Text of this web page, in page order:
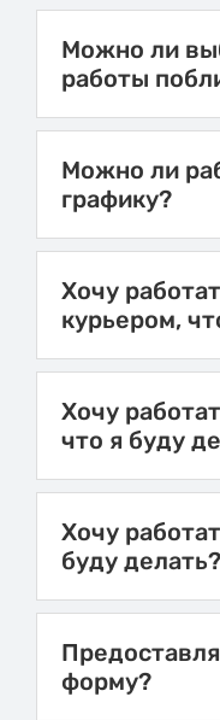
Можно ли
работы
Можно ли
графику?
Хочу
курьером,
Хочу
что я буду
Хочу
буду делать?
форму?